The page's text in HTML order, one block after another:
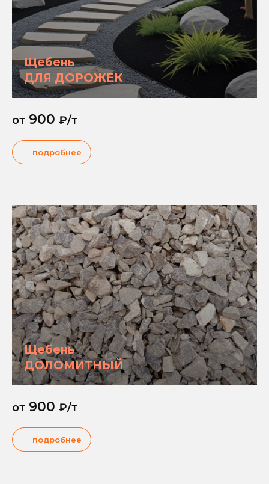
Щебень
ДЛЯ ДОРОЖЕК
от 900 ₽/т
подробнее
Щебень
ДОЛОМИТНЫЙ
от 900 ₽/т
подробнее